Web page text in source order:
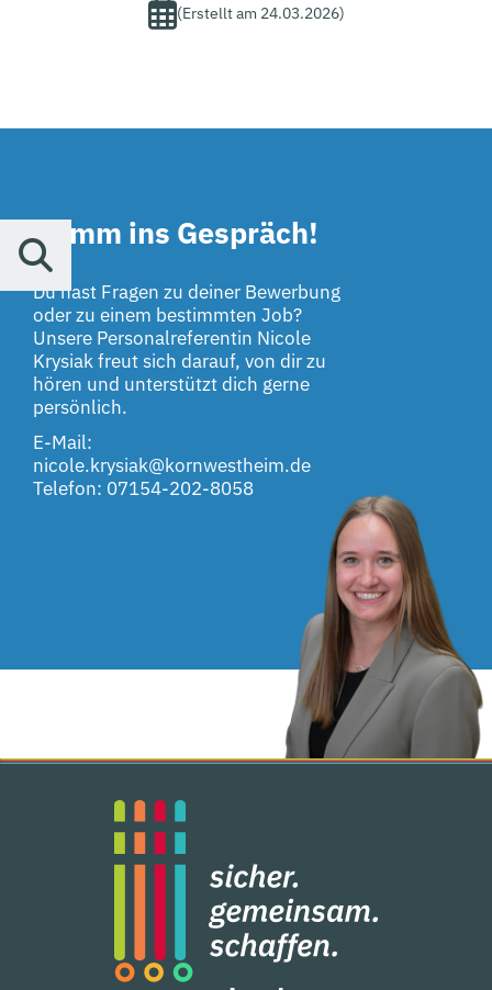
(Erstellt am 24.03.2026)
Komm ins Gespräch!
Du hast Fragen zu deiner Bewerbung
oder zu einem bestimmten Job?
Unsere Personalreferentin Nicole
Krysiak freut sich darauf, von dir zu
hören und unterstützt dich gerne
persönlich.
E-Mail:
nicole.krysiak@kornwestheim.de
Telefon: 07154-202-8058